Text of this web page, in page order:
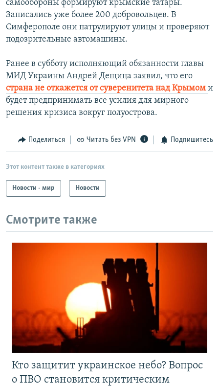
самообороны формируют крымские татары.
Записались уже более 200 добровольцев. В
Симферополе они патрулируют улицы и проверяют
подозрительные автомашины.
Ранее в субботу исполняющий обязанности главы
МИД Украины Андрей Дещица заявил, что его
страна не откажется от суверенитета над Крымом и
будет предпринимать все усилия для мирного
решения кризиса вокруг полуострова.
Поделиться Читать без VPN Подпишитесь
Этот контент также в категориях
Новости - мир Новости
Смотрите также
Кто защитит украинское небо? Вопрос
о ПВО становится критическим